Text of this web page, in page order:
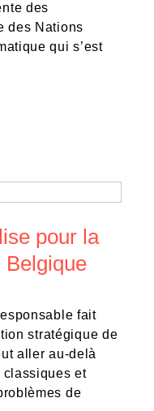
des
des Nations
qui s’est
pour la
Belgique
fait
stratégique de
aller au-delà
classiques et
de